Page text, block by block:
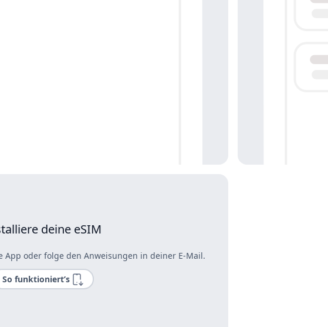
deine eSIM
oder folge den Anweisungen in deiner E-Mail.
So funktioniert’s